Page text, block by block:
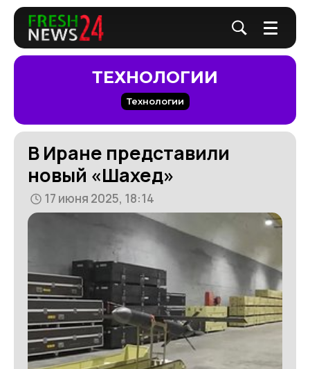
ТЕХНОЛОГИИ
Технологии
В Иране представили
новый «Шахед»
17 июня 2025, 18:14